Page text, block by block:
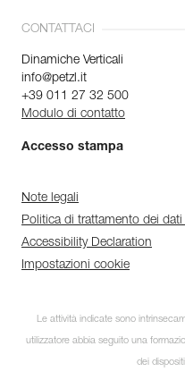
CONTATTACI
Dinamiche Verticali
info@petzl.it
+39 011 27 32 500
Modulo di contatto
Accesso stampa
Note legali
Politica di trattamento dei
Accessibility Declaration
Impostazioni cookie
Le attività indicate sono
utilizzatore abbia seguito una
dei